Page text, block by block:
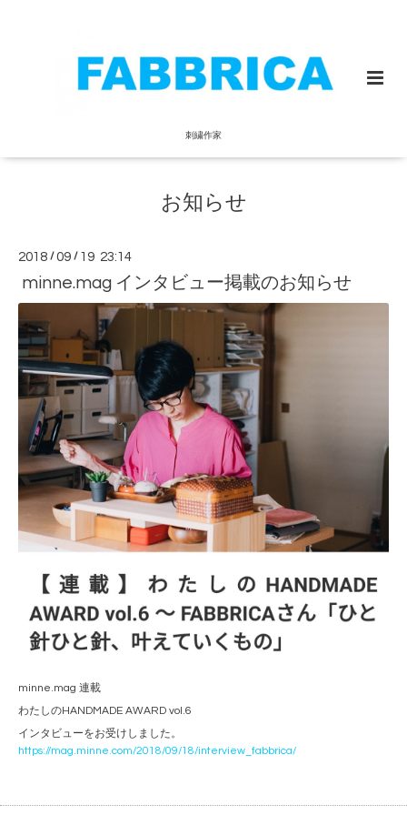
刺繍作家
お知らせ
2018 /09 / 19 23:14
minne.mag インタビュー掲載のお知らせ
minne.mag 連載
わたしのHANDMADE AWARD vol.6
インタビューをお受けしました。
https://mag.minne.com/2018/09/18/interview_fabbrica/